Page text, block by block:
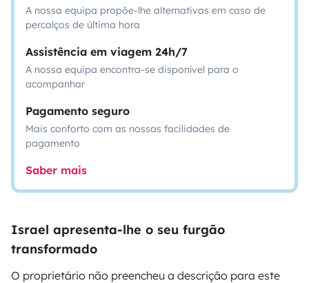
A nossa equipa propõe-lhe alternativas em caso de
percalços de última hora
Assistência em viagem 24h/7
A nossa equipa encontra-se disponível para o
acompanhar
Pagamento seguro
Mais conforto com as nossas facilidades de
pagamento
Saber mais
Israel apresenta-lhe o seu furgão
transformado
O proprietário não preencheu a descrição para este